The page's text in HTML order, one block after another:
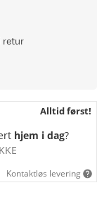
retur
Alltid først!
hjem i dag?
Kontaktløs levering